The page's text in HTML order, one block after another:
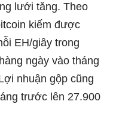
lưới tăng. Theo
kiếm được
EH/giây trong
ngày vào tháng
nhuận gộp cũng
trước lên 27.900